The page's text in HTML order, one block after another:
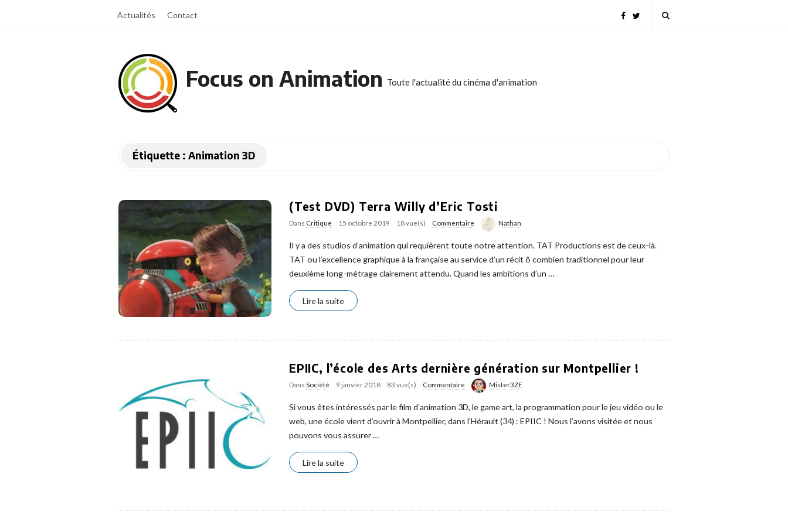
Actualités Contact
Focus on Animation Toute l'actualité du cinéma d'animation
Étiquette : Animation 3D
(Test DVD) Terra Willy d’Eric Tosti
Dans Critique 15 octobre 2019 18 vue(s) Commentaire Nathan
Il y a des studios d’animation qui requièrent toute notre attention. TAT Productions est de ceux-là.
TAT ou l’excellence graphique à la française au service d’un récit ô combien traditionnel pour leur
deuxième long-métrage clairement attendu. Quand les ambitions d’un …
Lire la suite
EPIIC, l’école des Arts dernière génération sur Montpellier !
Dans Société 9 janvier 2018 83 vue(s) Commentaire Mister3ZE
Si vous êtes intéressés par le film d’animation 3D, le game art, la programmation pour le jeu vidéo ou le
web, une école vient d’ouvrir à Montpellier, dans l’Hérault (34) : EPIIC ! Nous l’avons visitée et nous
pouvons vous assurer…
Lire la suite